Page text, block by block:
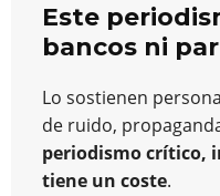
Este
bancos ni
Lo sostienen
de ruido,
periodismo crítico,
tiene un coste.